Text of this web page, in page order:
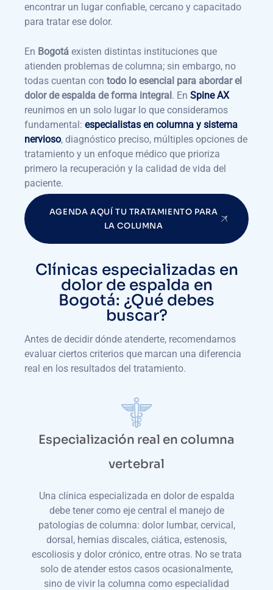
encontrar un lugar confiable, cercano y capacitado
para tratar ese dolor.
En Bogotá existen distintas instituciones que
atienden problemas de columna; sin embargo, no
todas cuentan con todo lo esencial para abordar el
dolor de espalda de forma integral. En Spine AX
reunimos en un solo lugar lo que consideramos
fundamental: especialistas en columna y sistema
nervioso, diagnóstico preciso, múltiples opciones de
tratamiento y un enfoque médico que prioriza
primero la recuperación y la calidad de vida del
paciente.
AGENDA AQUÍ TU TRATAMIENTO PARA
LA COLUMNA
Clínicas especializadas en
dolor de espalda en
Bogotá: ¿Qué debes
buscar?
Antes de decidir dónde atenderte, recomendamos
evaluar ciertos criterios que marcan una diferencia
real en los resultados del tratamiento.
Especialización real en columna
vertebral
Una clínica especializada en dolor de espalda
debe tener como eje central el manejo de
patologías de columna: dolor lumbar, cervical,
dorsal, hernias discales, ciática, estenosis,
escoliosis y dolor crónico, entre otras. No se trata
solo de atender estos casos ocasionalmente,
sino de vivir la columna como especialidad